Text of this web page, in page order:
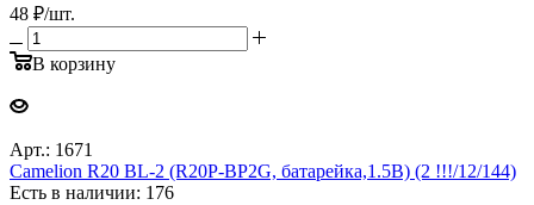
48 ₽/шт.
В корзину
Арт.: 1671
Camelion R20 BL-2 (R20P-BP2G, батарейка,1.5В) (2 !!!/12/144)
Есть в наличии: 176